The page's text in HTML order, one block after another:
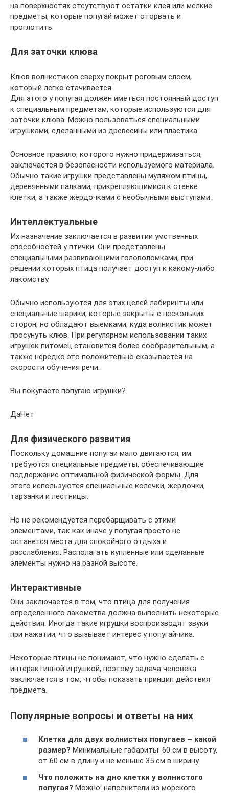
на поверхностях отсутствуют остатки клея или мелкие
предметы, которые попугай может оторвать и
проглотить.
Для заточки клюва
Клюв волнистиков сверху покрыт роговым слоем,
который легко стачивается.
Для этого у попугая должен иметься постоянный доступ
к специальным предметам, которые используются для
заточки клюва. Можно пользоваться специальными
игрушками, сделанными из древесины или пластика.
Основное правило, которого нужно придерживаться,
заключается в безопасности используемого материала.
Обычно такие игрушки представлены муляжом птицы,
деревянными палками, прикрепляющимися к стенке
клетки, а также жердочками с необычными выступами.
Интеллектуальные
Их назначение заключается в развитии умственных
способностей у птички. Они представлены
специальными развивающими головоломками, при
решении которых птица получает доступ к какому-либо
лакомству.
Обычно используются для этих целей лабиринты или
специальные шарики, которые закрыты с нескольких
сторон, но обладают выемками, куда волнистик может
просунуть клюв. При регулярном использовании таких
игрушек питомец становится более сообразительным, а
также нередко это положительно сказывается на
скорости обучения речи.
Вы покупаете попугаю игрушки?
ДаНет
Для физического развития
Поскольку домашние попугаи мало двигаются, им
требуются специальные предметы, обеспечивающие
поддержание оптимальной физической формы. Для
этого используются специальные колечки, жердочки,
тарзанки и лестницы.
Но не рекомендуется перебарщивать с этими
элементами, так как иначе у попугая просто не
останется места для спокойного отдыха и
расслабления. Располагать купленные или сделанные
элементы нужно на разной высоте.
Интерактивные
Они заключается в том, что птица для получения
определенного лакомства должна выполнить некоторые
действия. Иногда такие игрушки воспроизводят звуки
при нажатии, что вызывает интерес у попугайчика.
Некоторые птицы не понимают, что нужно сделать с
интерактивной игрушкой, поэтому задача человека
заключается в том, чтобы показать принцип действия
предмета.
Популярные вопросы и ответы на них
Клетка для двух волнистых попугаев – какой
размер? Минимальные габариты: 60 см в высоту,
от 60 см в длину и не меньше 35 см в ширину.
Что положить на дно клетки у волнистого
попугая? Можно: наполнители из морского